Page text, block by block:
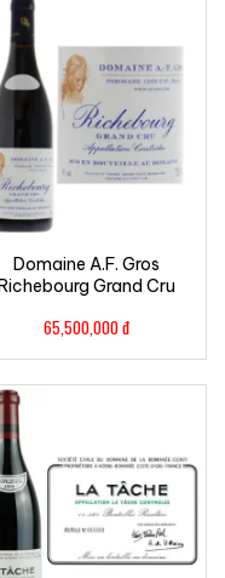
Domaine A.F. Gros
Grand Cru
65,500,000đ